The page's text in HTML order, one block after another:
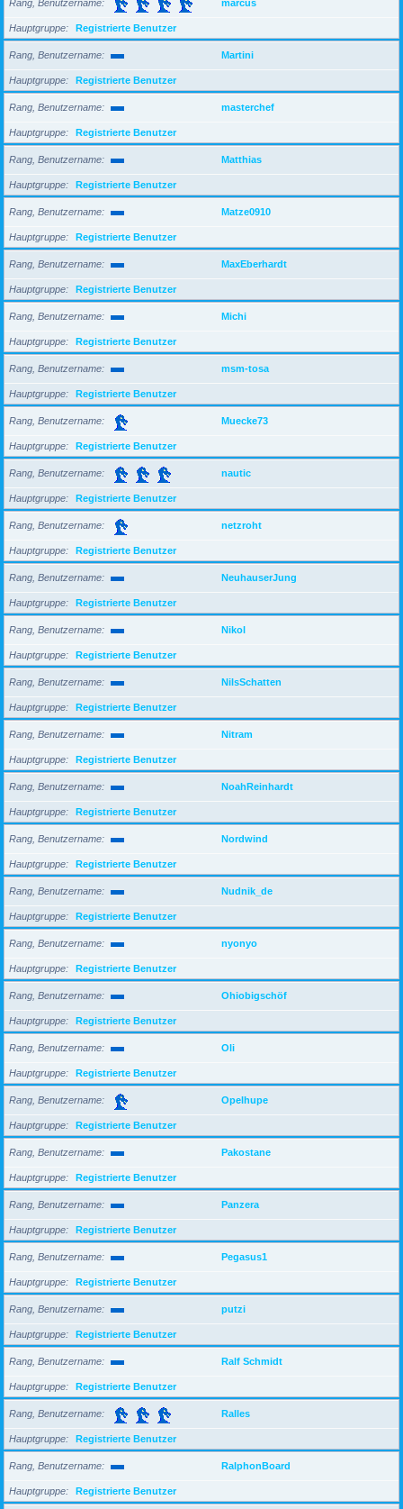
Rang, Benutzername marcus
Hauptgruppe Registrierte Benutzer
Rang, Benutzername Martini
Hauptgruppe Registrierte Benutzer
Rang, Benutzername masterchef
Hauptgruppe Registrierte Benutzer
Rang, Benutzername Matthias
Hauptgruppe Registrierte Benutzer
Rang, Benutzername Matze0910
Hauptgruppe Registrierte Benutzer
Rang, Benutzername MaxEberhardt
Hauptgruppe Registrierte Benutzer
Rang, Benutzername Michi
Hauptgruppe Registrierte Benutzer
Rang, Benutzername msm-tosa
Hauptgruppe Registrierte Benutzer
Rang, Benutzername Muecke73
Hauptgruppe Registrierte Benutzer
Rang, Benutzername nautic
Hauptgruppe Registrierte Benutzer
Rang, Benutzername netzroht
Hauptgruppe Registrierte Benutzer
Rang, Benutzername NeuhauserJung
Hauptgruppe Registrierte Benutzer
Rang, Benutzername Nikol
Hauptgruppe Registrierte Benutzer
Rang, Benutzername NilsSchatten
Hauptgruppe Registrierte Benutzer
Rang, Benutzername Nitram
Hauptgruppe Registrierte Benutzer
Rang, Benutzername NoahReinhardt
Hauptgruppe Registrierte Benutzer
Rang, Benutzername Nordwind
Hauptgruppe Registrierte Benutzer
Rang, Benutzername Nudnik_de
Hauptgruppe Registrierte Benutzer
Rang, Benutzername nyonyo
Hauptgruppe Registrierte Benutzer
Rang, Benutzername Ohiobigschöf
Hauptgruppe Registrierte Benutzer
Rang, Benutzername Oli
Hauptgruppe Registrierte Benutzer
Rang, Benutzername Opelhupe
Hauptgruppe Registrierte Benutzer
Rang, Benutzername Pakostane
Hauptgruppe Registrierte Benutzer
Rang, Benutzername Panzera
Hauptgruppe Registrierte Benutzer
Rang, Benutzername Pegasus1
Hauptgruppe Registrierte Benutzer
Rang, Benutzername putzi
Hauptgruppe Registrierte Benutzer
Rang, Benutzername Ralf Schmidt
Hauptgruppe Registrierte Benutzer
Rang, Benutzername Ralles
Hauptgruppe Registrierte Benutzer
Rang, Benutzername RalphonBoard
Hauptgruppe Registrierte Benutzer